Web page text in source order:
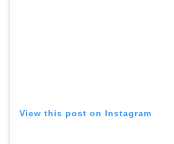
View this post on Instagram